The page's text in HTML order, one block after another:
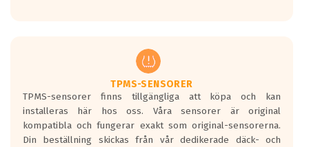
regelverket som introduceras år 2016.
Ett däck med två svarta vågor är redan
godkända för år 2016 nya regelverk.
Ett däck med en svart våg kommer vara
minst tre decibel tystare än det
regelverk som börjar gälla 2016.
TPMS-SENSORER
TPMS-sensorer finns tillgängliga att köpa och kan
installeras här hos oss. Våra sensorer är original
kompatibla och fungerar exakt som original-sensorerna.
Din beställning skickas från vår dedikerade däck- och